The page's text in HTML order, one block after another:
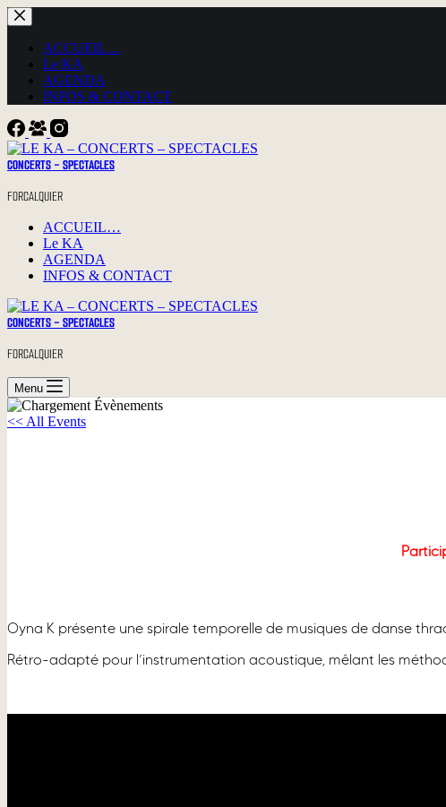
Passer
au
contenuACCUEIL…
Le KA
AGENDA
INFOS & CONTACT
CONCERTS - SPECTACLES
FORCALQUIER
ACCUEIL…
Le KA
AGENDA
INFOS & CONTACT
CONCERTS - SPECTACLES
FORCALQUIER
Menu
<< All Events
Oyna K présente une spirale temporelle de musiques de danse
Rétro-adapté pour l’instrumentation acoustique, mêlant les